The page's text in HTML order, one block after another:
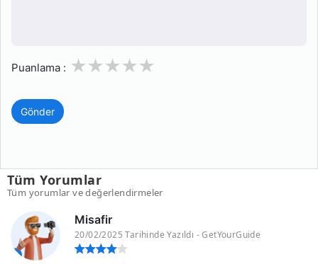
Puanlama : 3
2
1
Gönder
Tüm Yorumlar
Tüm yorumlar ve değerlendirmeler
Misafir
20/02/2025 Tarihinde Yazıldı - GetYourGuide